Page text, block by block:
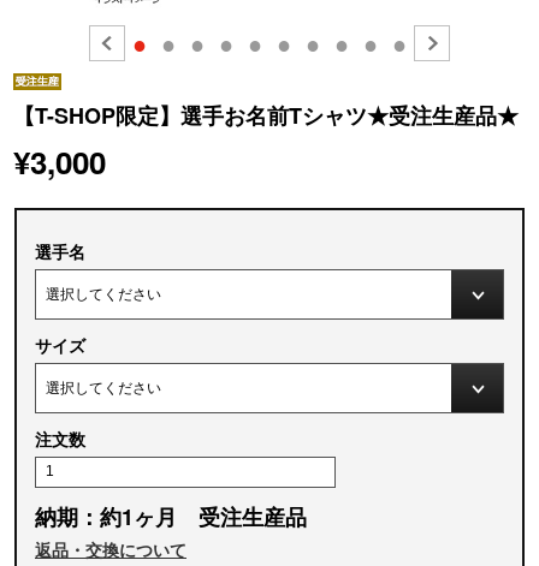
● ● ● ● ● ● ● ● ● ●
【T-SHOP限定】選手お名前Tシャツ★受注生産品★
¥3,000
選手名
サイズ
注文数
納期：約1ヶ月 受注生産品
返品・交換について